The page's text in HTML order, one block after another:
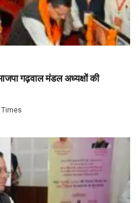
गढ़वाल मंडल अध्यक्षों की